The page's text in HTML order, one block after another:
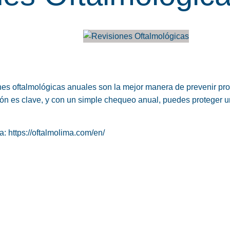
oftalmológicas anuales son la mejor manera de prevenir
es clave, y con un simple chequeo anual, puedes proteger
https://oftalmolima.com/en/